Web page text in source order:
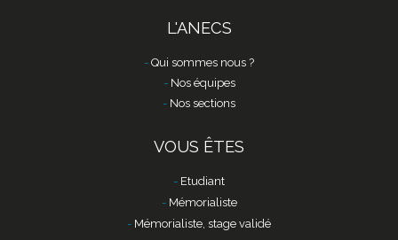
L'ANECS
Qui sommes nous ?
Nos équipes
Nos sections
VOUS ÊTES
Etudiant
Mémorialiste
Mémorialiste, stage validé